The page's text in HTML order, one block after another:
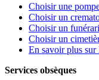
Choisir une
Choisir un
Choisir un
Choisir un
En savoir plus
Services obsèques